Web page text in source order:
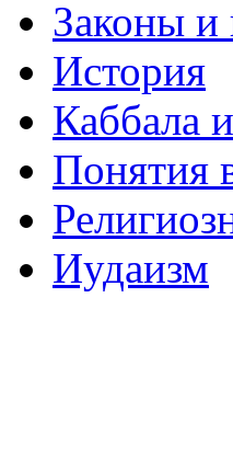
Законы и
История
Каббала
Понятия
Иудаизм